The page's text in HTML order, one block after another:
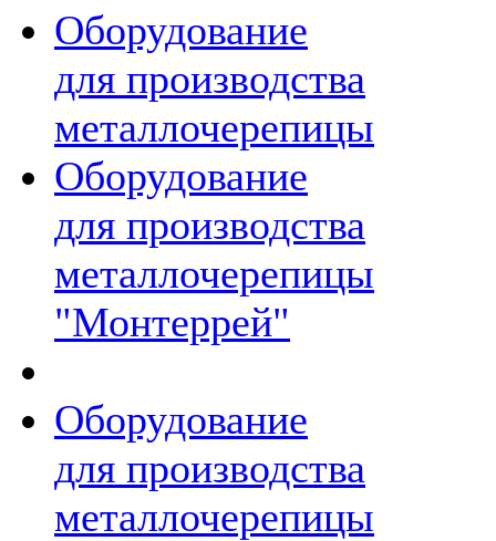
Оборудование
для производства
металлочерепицы
Оборудование
для производства
металлочерепицы
"Монтеррей"
Оборудование
для производства
металлочерепицы